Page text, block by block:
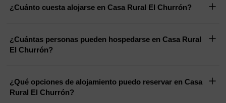
¿Cuánto cuesta alojarse en Casa Rural El Churrón?
¿Cuántas personas pueden hospedarse en Casa Rural
El Churrón?
¿Qué opciones de alojamiento puedo reservar en Casa
Rural El Churrón?